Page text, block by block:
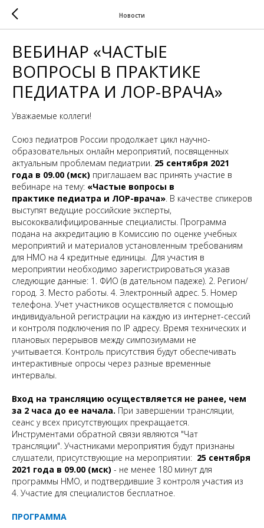
Новости
ВЕБИНАР «ЧАСТЫЕ
ВОПРОСЫ В ПРАКТИКЕ
ПЕДИАТРА И ЛОР-ВРАЧА»
Уважаемые коллеги!
Союз педиатров России продолжает цикл научно-
образовательных онлайн мероприятий, посвященных
актуальным проблемам педиатрии. 25 сентября 2021
года в 09.00 (мск) приглашаем вас принять участие в
вебинаре на тему: «Частые вопросы в
практике педиатра и ЛОР-врача». В качестве спикеров
выступят ведущие российские эксперты,
высококвалифицированные специалисты. Программа
подана на аккредитацию в Комиссию по оценке учебных
мероприятий и материалов установленным требованиям
для НМО на 4 кредитные единицы. Для участия в
мероприятии необходимо зарегистрироваться указав
следующие данные: 1. ФИО (в дательном падеже). 2. Регион/
город. 3. Место работы. 4. Электронный адрес. 5. Номер
телефона. Учет участников осуществляется с помощью
индивидуальной регистрации на каждую из интернет-сессий
и контроля подключения по IP адресу. Время технических и
плановых перерывов между симпозиумами не
учитывается. Контроль присутствия будут обеспечивать
интерактивные опросы через разные временные
интервалы.
Вход на трансляцию осуществляется не ранее, чем
за 2 часа до ее начала. При завершении трансляции,
сеанс у всех присутствующих прекращается.
Инструментами обратной связи являются "Чат
трансляции". Участниками мероприятия будут признаны
слушатели, присутствующие на мероприятии: 25 сентября
2021 года в 09.00 (мск) - не менее 180 минут для
программы НМО, и подтвердившие 3 контроля участия из
4. Участие для специалистов бесплатное.
ПРОГРАММА